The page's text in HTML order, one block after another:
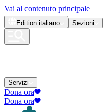
Vai al contenuto principale
Edition italiano Sezioni
Servizi
Dona ora
Dona ora